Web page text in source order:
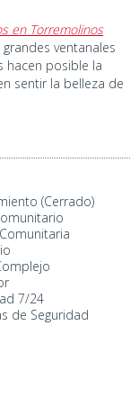
en Torremolinos
ventanales
hacen posible la
sentir la belleza de
(Cerrado)
7/24
de Seguridad